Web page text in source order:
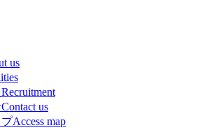
us
Recruitment
Contact us
Access map